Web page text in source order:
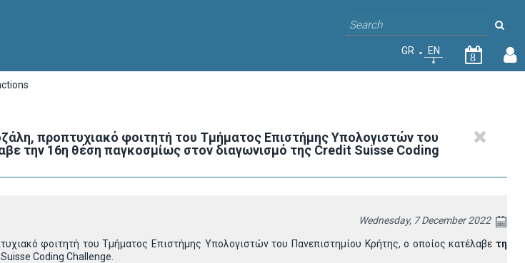
GR EN
8
προπτυχιακό φοιτητή του Τμήματος Επιστήμης Υπολογιστών του
την 16η θέση παγκοσμίως στον διαγωνισμό της Credit Suisse Coding
Wednesday, 7 December 2022
φοιτητή του Τμήματος Επιστήμης Υπολογιστών του Πανεπιστημίου Κρήτης, ο οποίος κατέλαβε τη
Coding Challenge.